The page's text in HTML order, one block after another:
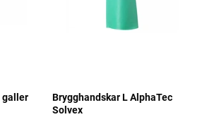
galler
Brygghandskar L AlphaTec
Solvex